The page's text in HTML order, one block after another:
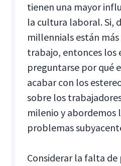
tienen una mayor
la cultura laboral. Si,
millennials están
trabajo, entonces los
preguntarse por qué
acabar con los
sobre los
milenio y abordemos
problemas
Considerar la falta